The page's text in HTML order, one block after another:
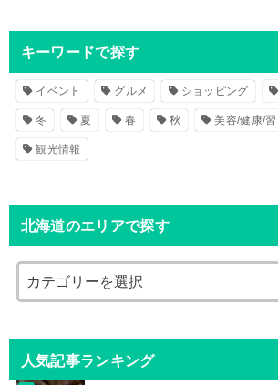
キーワードで探す
イベント グルメ ショッピング
冬 夏 春 秋 美容/健康/習
観光情報
北海道のエリアで探す
人気記事ランキング